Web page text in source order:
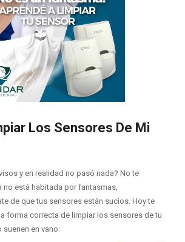
Los Sensores De Mi
y en realidad no pasó nada? No te
no está habitada por fantasmas,
de que tus sensores están sucios. Hoy te
forma correcta de limpiar los sensores de tu
suenen en vano: